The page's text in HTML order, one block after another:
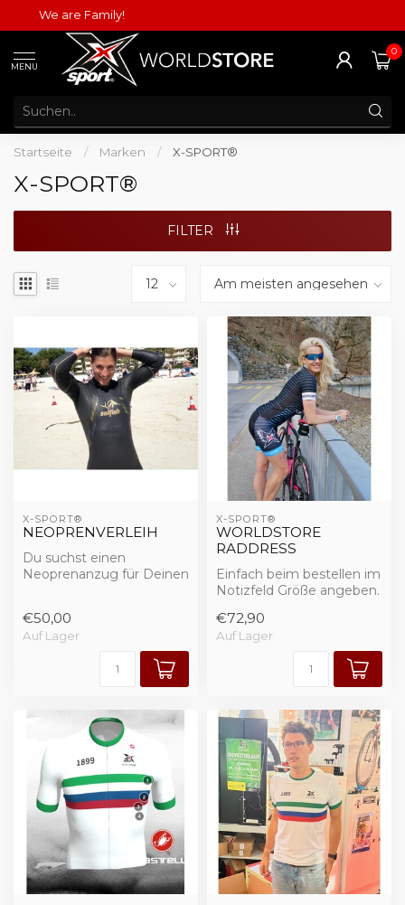
We are Family!
MENU
0
Startseite / Marken / X-SPORT®
X-SPORT®
FILTER
X-SPORT®
NEOPRENVERLEIH
Du suchst einen
Neoprenanzug für Deinen
€50,00
Auf Lager
X-SPORT®
WORLDSTORE
RADDRESS
Einfach beim bestellen im
Notizfeld Größe angeben.
Trikot & Radhose
€72,90
Auf Lager